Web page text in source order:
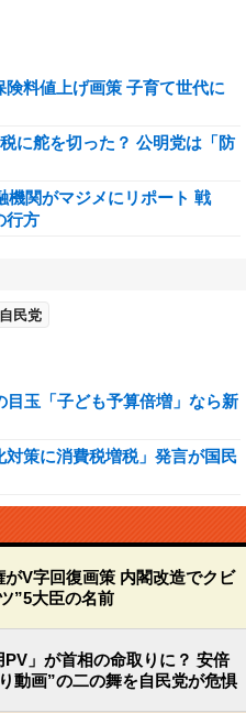
料値上げ画策 子育て世代に
に舵を切った？ 公明党は「防
機関がマジメにリポート 戦
行方
自民党
玉「子ども予算倍増」なら新
策に消費税増税」発言が国民
V字回復画策 内閣改造でクビ
”5大臣の名前
」が首相の命取りに？ 安倍
動画”の二の舞を自民党が危惧